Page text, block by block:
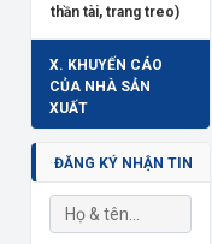
thần tài, trang treo)
X. KHUYẾN CÁO
CỦA NHÀ SẢN
XUẤT
ĐĂNG KÝ NHẬN TIN